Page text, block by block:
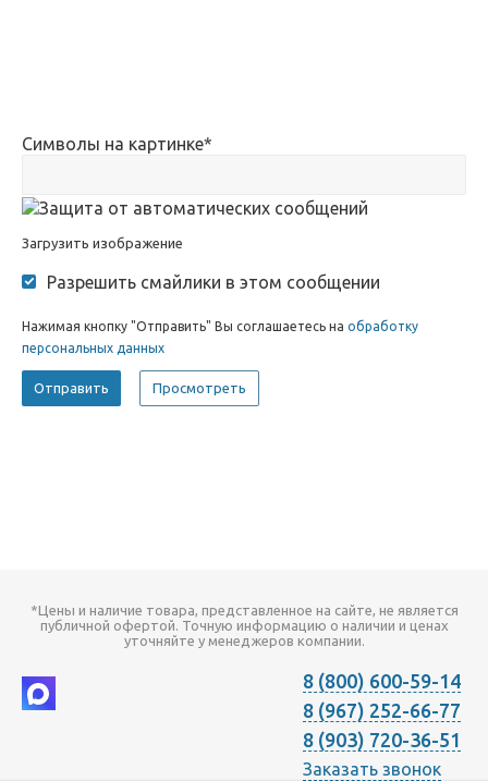
Символы на картинке*
Загрузить изображение
Разрешить смайлики в этом сообщении
Нажимая кнопку "Отправить" Вы соглашаетесь на обработку
персональных данных
*Цены и наличие товара, представленное на сайте, не является
публичной офертой. Точную информацию о наличии и ценах
уточняйте у менеджеров компании.
8 (800) 600-59-14
8 (967) 252-66-77
8 (903) 720-36-51
Заказать звонок